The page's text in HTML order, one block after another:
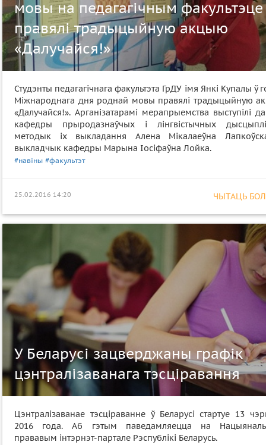
мовы на педагагічным факультэце
правялі традыцыйную акцыю
«Далучайся!»
Студэнты педагагічнага факультэта ГрДУ імя Янкі Купалы ў
Міжнароднага дня роднай мовы правялі традыцыйную
«Далучайся!». Арганізатарамі мерапрыемства выступілі
кафедры прыродазнаўчых і лінгвістычных
методык іх выкладання Алена Мікалаеўна
выкладчык кафедры Марына Іосіфаўна Лойка.
#навіны #факультэт
ЧЫТАЦЬ
25.02.2016 14:20
У Беларусі зацверджаны графік
цэнтралізаванага тэсціравання
Цэнтралізаванае тэсціраванне ў Беларусі стартуе 13
2016 года. Аб гэтым паведамляецца на
прававым інтэрнэт-партале Рэспублікі Беларусь.